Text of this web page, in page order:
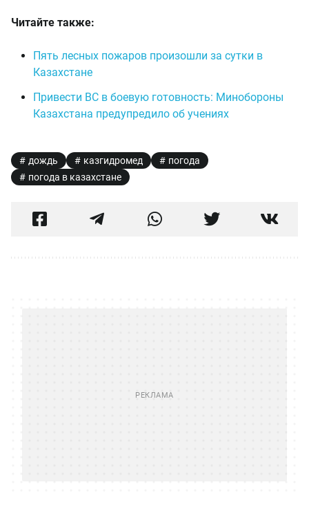
Читайте также:
Пять лесных пожаров произошли за сутки в
Казахстане
Привести ВС в боевую готовность: Минобороны
Казахстана предупредило об учениях
дождь казгидромед
погода
погода в казахстане